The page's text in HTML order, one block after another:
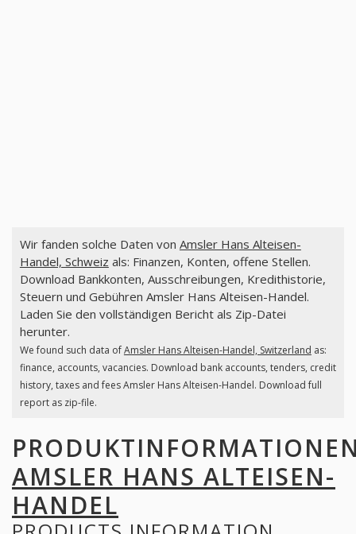
Wir fanden solche Daten von Amsler Hans Alteisen-
Handel, Schweiz als: Finanzen, Konten, offene Stellen.
Download Bankkonten, Ausschreibungen, Kredithistorie,
Steuern und Gebühren Amsler Hans Alteisen-Handel.
Laden Sie den vollständigen Bericht als Zip-Datei
herunter.
We found such data ofAmsler Hans Alteisen-Handel, Switzerland as:
finance, accounts, vacancies. Download bank accounts, tenders, credit
history, taxes and fees Amsler Hans Alteisen-Handel. Download full
report as zip-file.
AMSLER HANS ALTEISEN-
HANDEL